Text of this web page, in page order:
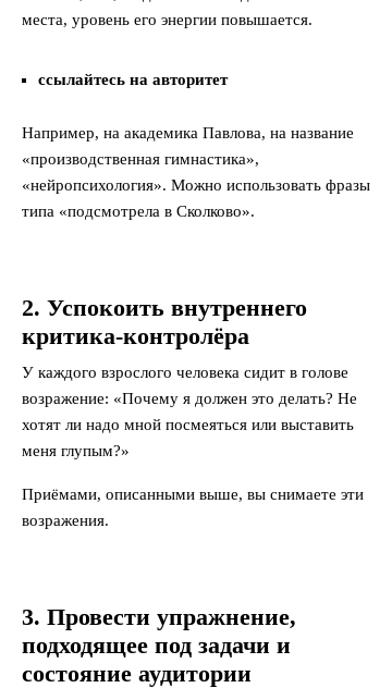
места, уровень его энергии повышается.
ссылайтесь на авторитет
Например, на академика Павлова, на название
«производственная гимнастика»,
«нейропсихология». Можно использовать фразы
типа «подсмотрела в Сколково».
2. Успокоить внутреннего
критика-контролёра
У каждого взрослого человека сидит в голове
возражение: «Почему я должен это делать? Не
хотят ли надо мной посмеяться или выставить
меня глупым?»
Приёмами, описанными выше, вы снимаете эти
возражения.
3. Провести упражнение,
подходящее под задачи и
состояние аудитории